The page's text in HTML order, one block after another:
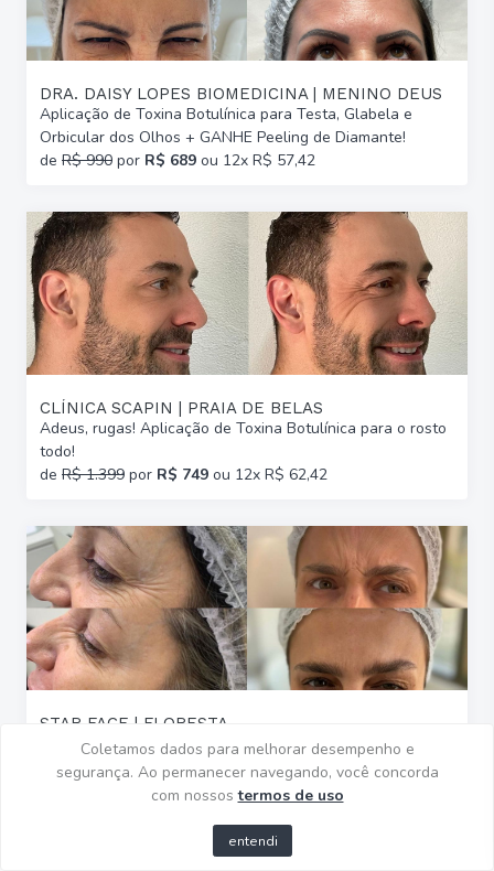
DRA. DAISY LOPES BIOMEDICINA | MENINO DEUS
Aplicação de Toxina Botulínica para Testa, Glabela e
Orbicular dos Olhos + GANHE Peeling de Diamante!
de R$ 990 por R$ 689 ou 12x R$ 57,42
CLÍNICA SCAPIN | PRAIA DE BELAS
Adeus, rugas! Aplicação de Toxina Botulínica para o rosto
todo!
de R$ 1.399 por R$ 749 ou 12x R$ 62,42
STAR FACE | FLORESTA
Toxina Botulínica Botulift® para Testa + Olhos + Glabela
deR$ 1.100por R$ 649ou 12x R$ 54,08
Coletamos dados para melhorar desempenho e
segurança. Ao permanecer navegando, você concorda
com nossostermos de uso
entendi